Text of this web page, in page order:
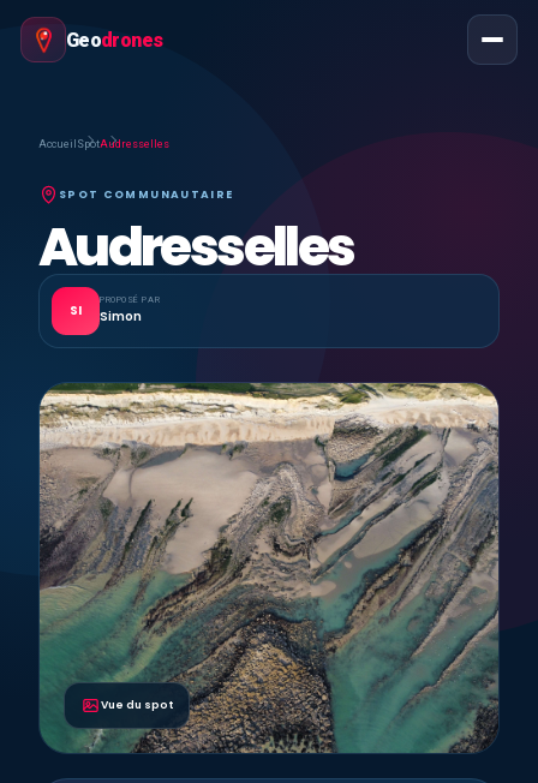
Geodrones
Accueil SpotAudresselles
SPOT COMMUNAUTAIRE
Audresselles
SI
PROPOSÉ PAR
Simon
Vue du spot